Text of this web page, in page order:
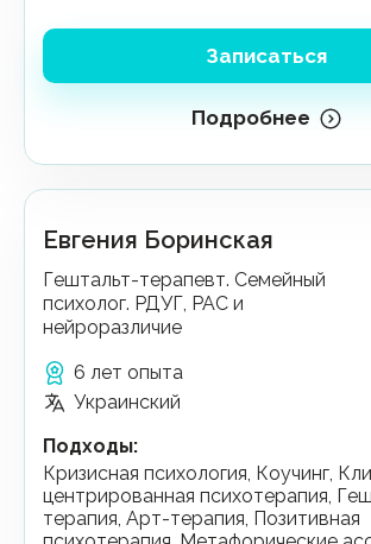
Записаться
Подробнее
Евгения Боринская
Гештальт-терапевт. Семейный
психолог. РДУГ, РАС и
нейроразличие
6 лет опыта
Украинский
Подходы:
Кризисная психология, Коучинг, Клиент-
центрированная психотерапия,
терапия, Арт-терапия, Позитивная